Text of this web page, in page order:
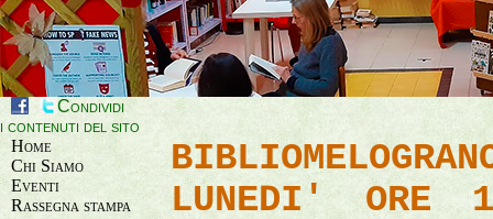
Condividi
i contenuti del sito
Home
Chi Siamo
Eventi
Rassegna stampa
LUNEDI' ORE